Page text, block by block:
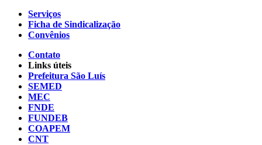
Serviços
Ficha de Sindicalização
Convênios
Contato
Links úteis
Prefeitura São Luís
SEMED
MEC
FNDE
FUNDEB
COAPEM
CNT